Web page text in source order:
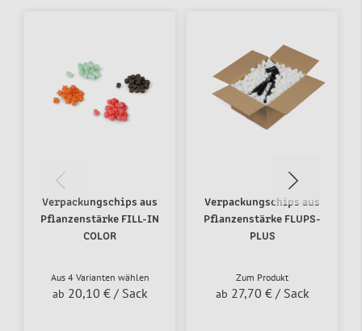
Verpackungschips aus
Pflanzenstärke FILL-IN
COLOR
Aus 4 Varianten wählen
ab 20,10 € / Sack
Verpackungschips aus
Pflanzenstärke FLUPS-
PLUS
Zum Produkt
ab 27,70 € / Sack